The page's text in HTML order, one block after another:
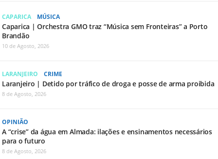
CAPARICA MÚSICA
Caparica | Orchestra GMO traz “Música sem Fronteiras” a Porto
Brandão
10 de Agosto, 2026
LARANJEIRO CRIME
Laranjeiro | Detido por tráfico de droga e posse de arma proibida
8 de Agosto, 2026
OPINIÃO
A “crise” da água em Almada: ilações e ensinamentos necessários
para o futuro
8 de Agosto, 2026